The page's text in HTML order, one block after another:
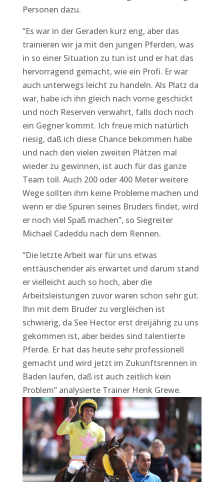
Personen dazu.
“Es war in der Geraden kurz eng, aber das
trainieren wir ja mit den jungen Pferden, was
in so einer Situation zu tun ist und er hat das
hervorragend gemacht, wie ein Profi. Er war
auch unterwegs leicht zu handeln. Als Platz da
war, habe ich ihn gleich nach vorne geschickt
und noch Reserven verwahrt, falls doch noch
ein Gegner kommt. Ich freue mich natürlich
riesig, daß ich diese Chance bekommen habe
und nach den vielen zweiten Plätzen mal
wieder zu gewinnen, ist auch für das ganze
Team toll. Auch 200 oder 400 Meter weitere
Wege sollten ihm keine Probleme machen und
wenn er die Spuren seines Bruders findet, wird
er noch viel Spaß machen”, so Siegreiter
Michael Cadeddu nach dem Rennen.
“Die letzte Arbeit war für uns etwas
enttäuschender als erwartet und darum stand
er vielleicht auch so hoch, aber die
Arbeitsleistungen zuvor waren schon sehr gut.
Ihn mit dem Bruder zu vergleichen ist
schwierig, da See Hector erst dreijährig zu uns
gekommen ist, aber beides sind talentierte
Pferde. Er hat das heute sehr professionell
gemacht und wird jetzt im Zukunftsrennen in
Baden laufen, daß ist auch zeitlich kein
Problem” analysierte Trainer Henk Grewe.